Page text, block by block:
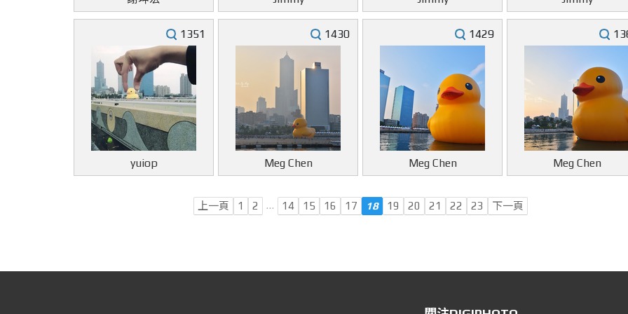
1351
yuiop
1430
Meg Chen
1429
Meg Chen Meg Chen
上一頁 1 2 … 14 15 16 17 18 19 20 21 22 23 下一頁